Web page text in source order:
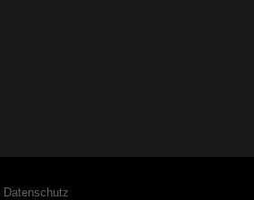
Datenschutz